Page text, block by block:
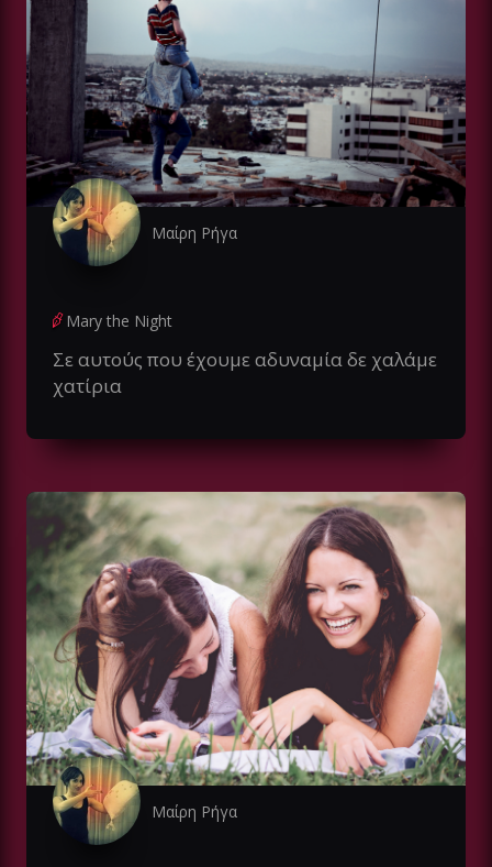
Μαίρη Ρήγα
Mary the Night
Σε αυτούς που έχουμε αδυναμία δε χαλάμε
χατίρια
Μαίρη Ρήγα